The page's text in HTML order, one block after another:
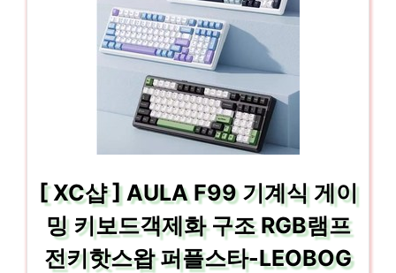
[ XC샵 ] AULA F99 기계식 게이
밍 키보드객제화 구조 RGB램프
전키핫스왑 퍼플스타-LEOBOG